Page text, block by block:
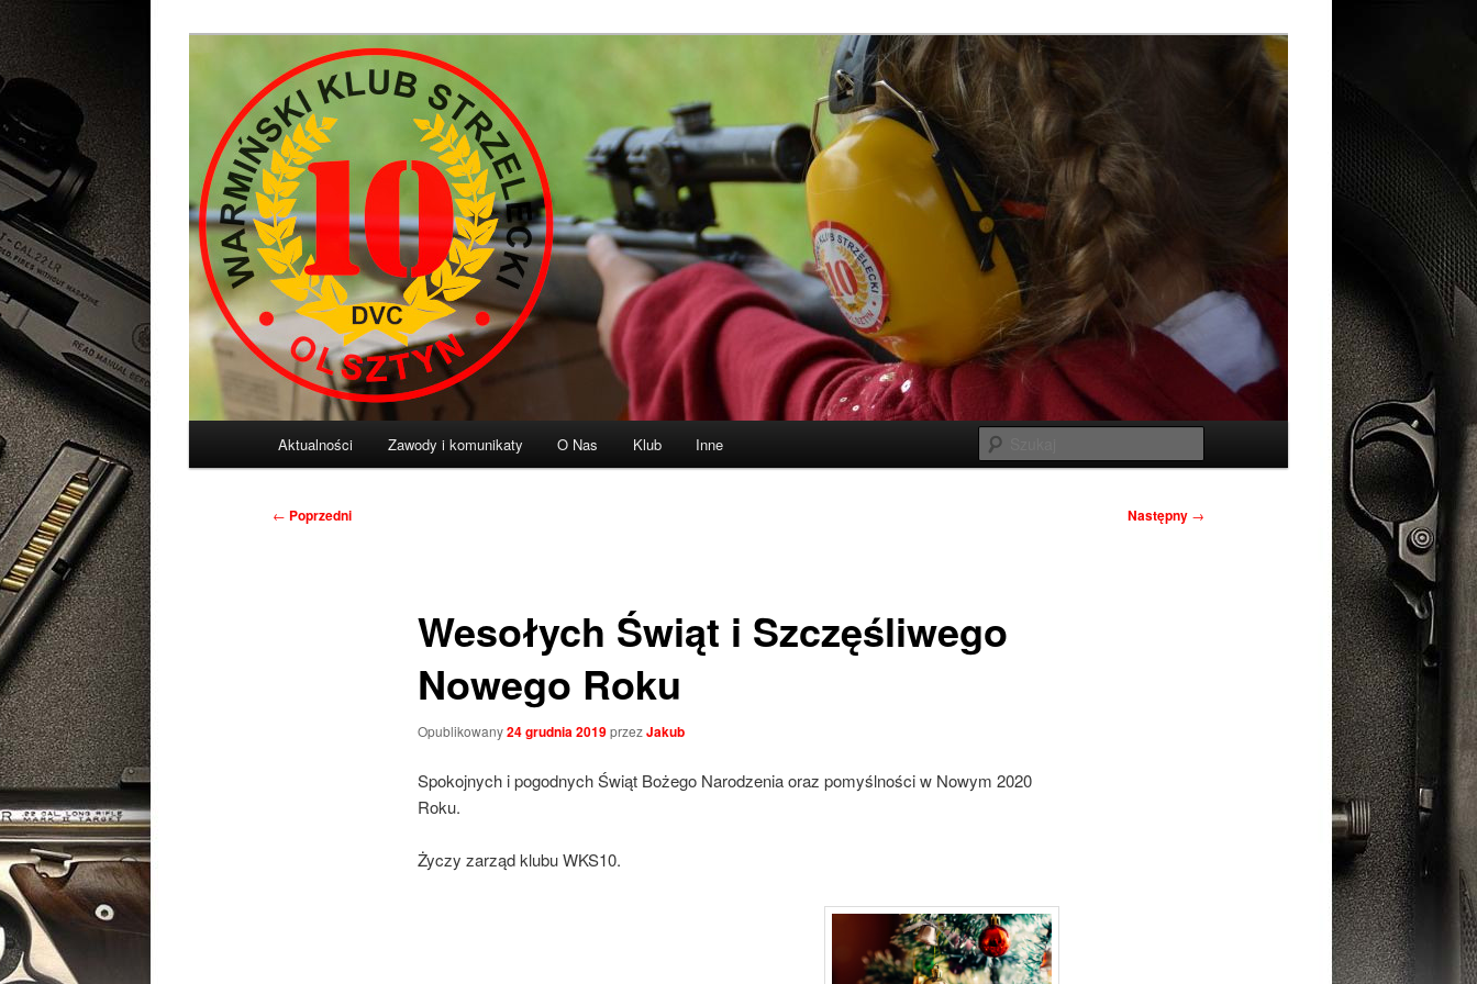
Przeskocz
do
tekstu
Warmiński Klub Strzelecki „10” Olsztyn
Diligentia Vis Celeritas
Aktualności Zawody i komunikaty O Nas Klub Inne
Nawigacja
← Poprzedni Następny →
Wesołych Świąt i Szczęśliwego
Nowego Roku
Opublikowany24 grudnia 2019przezJakub
Spokojnych i pogodnych Świąt Bożego Narodzenia oraz pomyślności w Nowym 2020
Roku.
Życzy zarząd klubu WKS10.